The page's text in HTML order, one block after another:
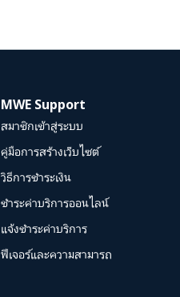
MWE Support
สมาชิกเข้าสู่ระบบ
คู่มือการสร้างเว็บไซต์
วิธีการชำระเงิน
ชำระค่าบริการออนไลน์
แจ้งชำระค่าบริการ
ฟีเจอร์และความสามารถ